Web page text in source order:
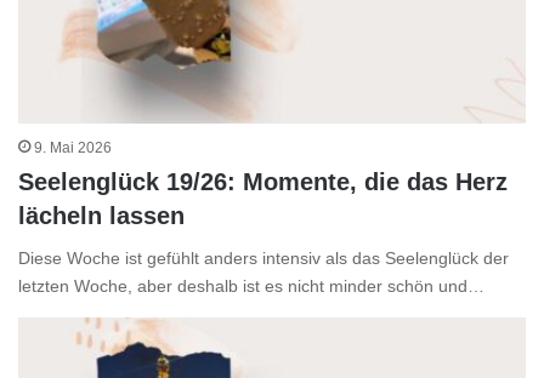
9. Mai 2026
Seelenglück 19/26: Momente, die das Herz
lächeln lassen
Diese Woche ist gefühlt anders intensiv als das Seelenglück der
letzten Woche, aber deshalb ist es nicht minder schön und…